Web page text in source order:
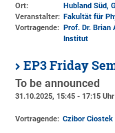
Ort:
Hubland Süd,
Veranstalter: Fakultät für
Vortragende: Prof. Dr. Brian
Institut
EP3 Friday
To be announced
31.10.2025, 15:45 - 17:15 Uhr
Vortragende: Czibor Ciostek